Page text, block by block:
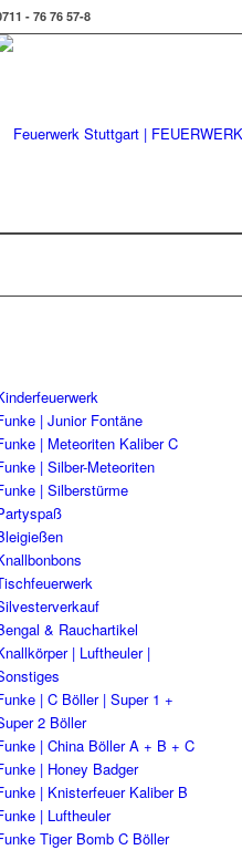
- 76 76 57-8
| Junior Fontäne
| Meteoriten Kaliber C
| Silber-Meteoriten
| Silberstürme
& Rauchartikel
| Luftheuler |
| C Böller | Super 1 +
2 Böller
| China Böller A + B + C
| Honey Badger
| Knisterfeuer Kaliber B
| Luftheuler
Tiger Bomb C Böller